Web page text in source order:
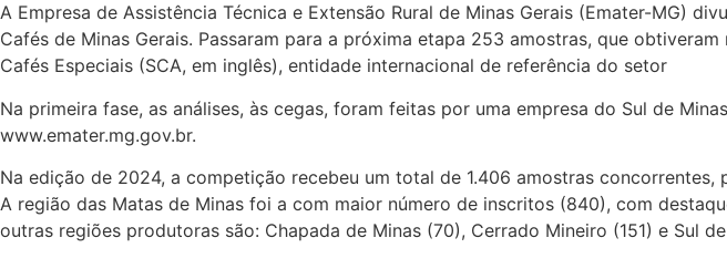
A Empresa de Assistência Técnica e Extensão Rural de Minas Gerais (Emater-MG)
Cafés de Minas Gerais. Passaram para a próxima etapa 253 amostras, que
Cafés Especiais (SCA, em inglês), entidade internacional de referência do setor
Na primeira fase, as análises, às cegas, foram feitas por uma empresa do Sul de
www.emater.mg.gov.br.
Na edição de 2024, a competição recebeu um total de 1.406 amostras
A região das Matas de Minas foi a com maior número de inscritos (840), com
outras regiões produtoras são: Chapada de Minas (70), Cerrado Mineiro (151) e Sul